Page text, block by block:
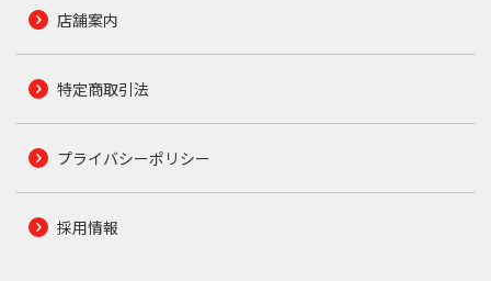
店舗案内
特定商取引法
プライバシーポリシー
採用情報